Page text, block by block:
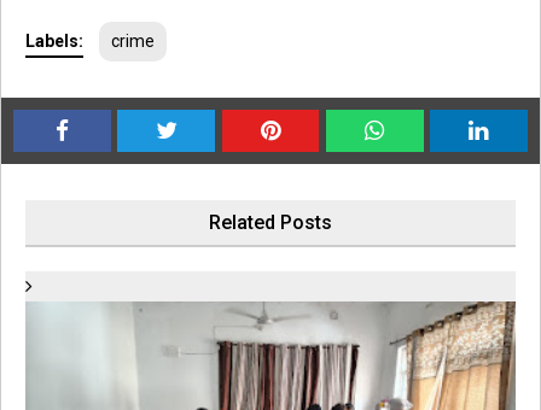
Labels: crime
Related Posts